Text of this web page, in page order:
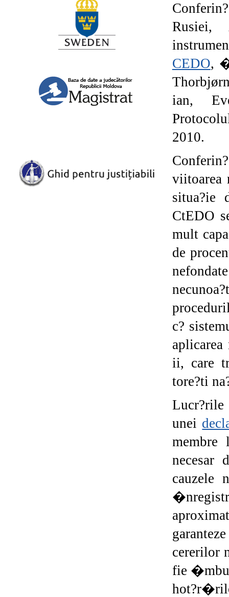
Rusiei,
CEDO,
ian,
2010.
viitoarea
situa?ie
CtEDO
mult
de
c?
ii, care
tore?ti
Lucr?rile
unei
membre
necesar
cauzele
cererilor
fie